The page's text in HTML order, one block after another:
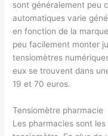
sont généralement peu
automatiques varie
en fonction de la
peu facilement monter
tensiomètres
eux se trouvent dans
19 et 70 euros.
Tensiomètre pharmacie
Les pharmacies sont les